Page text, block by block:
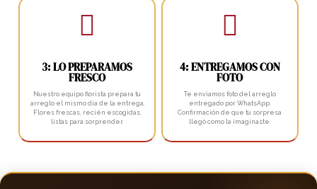

3: LO PREPARAMOS
FRESCO
Nuestro equipo florista prepara tu
arreglo el mismo día de la entrega.
Flores frescas, recién escogidas,
listas para sorprender.

4: ENTREGAMOS CON
FOTO
Te enviamos foto del arreglo
entregado por WhatsApp.
Confirmación de que tu sorpresa
llegó como la imaginaste.